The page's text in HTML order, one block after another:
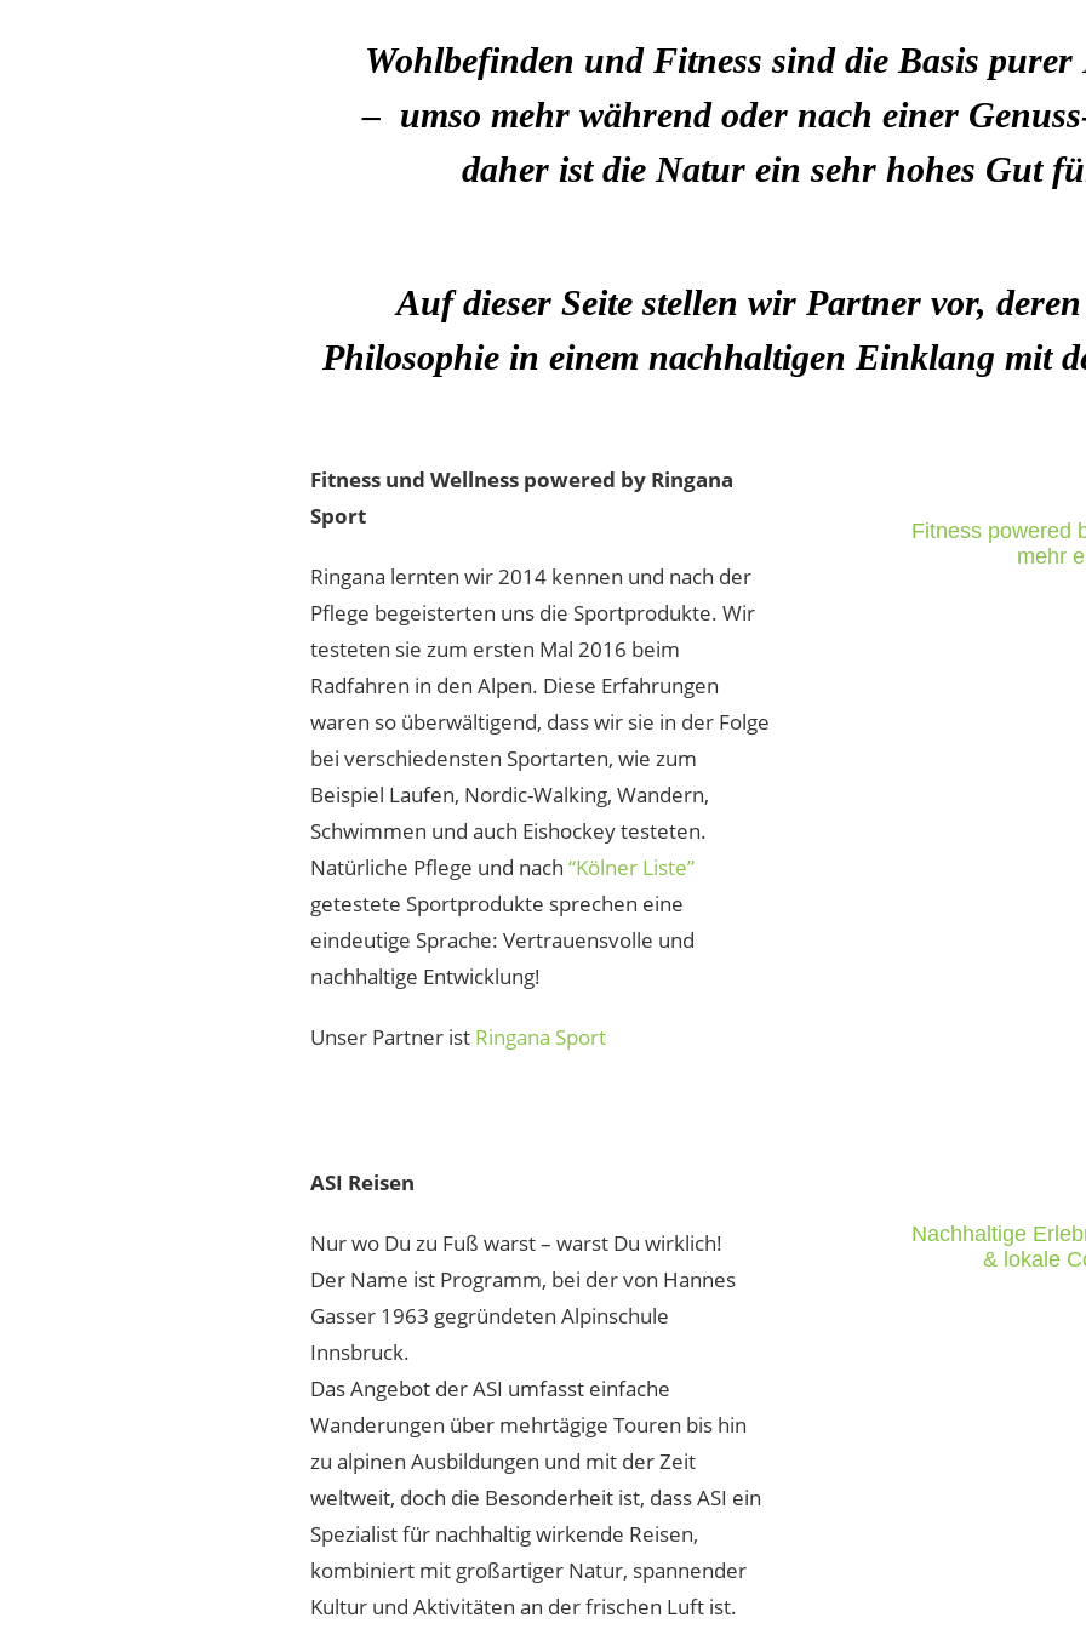
Wohlbefinden und Fitness sind die Basis purer
– umso mehr während oder nach einer
daher ist die Natur ein sehr hohes Gut
Auf dieser Seite stellen wir Partner vor,
Philosophie in einem nachhaltigen Einklang mit
Fitness und Wellness powered by Ringana
Sport
Ringana lernten wir 2014 kennen und nach der
Pflege begeisterten uns die Sportprodukte. Wir
testeten sie zum ersten Mal 2016 beim
Radfahren in den Alpen. Diese Erfahrungen
waren so überwältigend, dass wir sie in der Folge
bei verschiedensten Sportarten, wie zum
Beispiel Laufen, Nordic-Walking, Wandern,
Schwimmen und auch Eishockey testeten.
Natürliche Pflege und nach “Kölner Liste”
getestete Sportprodukte sprechen eine
eindeutige Sprache: Vertrauensvolle und
nachhaltige Entwicklung!
Unser Partner ist Ringana Sport
Fitness powered
mehr
ASI Reisen
Nur wo Du zu Fuß warst – warst Du wirklich!
Der Name ist Programm, bei der von Hannes
Gasser 1963 gegründeten Alpinschule
Innsbruck.
Das Angebot der ASI umfasst einfache
Wanderungen über mehrtägige Touren bis hin
zu alpinen Ausbildungen und mit der Zeit
weltweit, doch die Besonderheit ist, dass ASI ein
Spezialist für nachhaltig wirkende Reisen,
kombiniert mit großartiger Natur, spannender
Kultur und Aktivitäten an der frischen Luft ist.
Nach­haltige
& lokale